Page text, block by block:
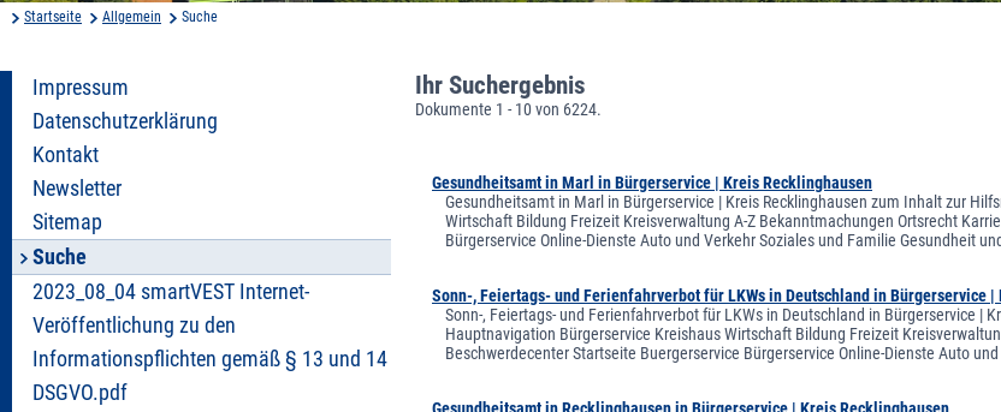
Startseite Allgemein Suche
Impressum
Datenschutzerklärung
Kontakt
Newsletter
Sitemap
Suche
2023_08_04 smartVEST Internet-
Veröffentlichung zu den
Informationspflichten gemäß § 13 und 14
DSGVO.pdf
Ihr Suchergebnis
Dokumente 1 - 10 von 6224.
Gesundheitsamt in Marl in Bürgerservice | Kreis Recklinghausen
Gesundheitsamt in Marl in Bürgerservice | Kreis Recklinghausen zum Inhalt zur
Wirtschaft Bildung Freizeit Kreisverwaltung A-Z Bekanntmachungen Ortsrecht
Bürgerservice Online-Dienste Auto und Verkehr Soziales und Familie Gesundheit
Sonn-, Feiertags- und Ferienfahrverbot für LKWs in Deutschland in Bürgerservice
Sonn-, Feiertags- und Ferienfahrverbot für LKWs in Deutschland in Bürgerservice
Hauptnavigation Bürgerservice Kreishaus Wirtschaft Bildung Freizeit
Beschwerdecenter Startseite Buergerservice Bürgerservice Online-Dienste Auto
Gesundheitsamt in Recklinghausen in Bürgerservice | Kreis Recklinghausen